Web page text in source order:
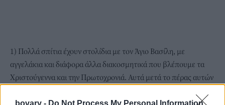
bovary - Do Not Process My Personal Information
1) Πολλά σπίτια έχουν στολίδια με τον Άγιο Βασίλη, με
αγγελάκια και διάφορα άλλα διακοσμητικά που βλέπουμε τα
Χριστούγεννα και την Πρωτοχρονιά. Αυτά μετά το πέρας αυτών
στολίδια με μικρά δεντράκια (χωρίς στολίδια πάνω τους),